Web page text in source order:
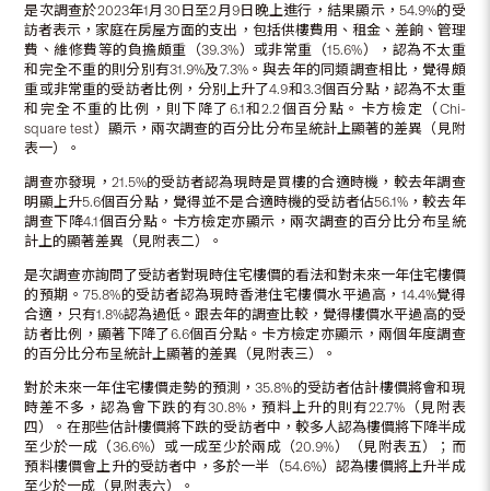
是次調查於2023年1月30日至2月9日晚上進行，結果顯示，54.9%的受
訪者表示，家庭在房屋方面的支出，包括供樓費用、租金、差餉、管理
費、維修費等的負擔頗重（39.3%）或非常重（15.6%），認為不太重
和完全不重的則分別有31.9%及7.3%。與去年的同類調查相比，覺得頗
重或非常重的受訪者比例，分別上升了4.9和3.3個百分點，認為不太重
和完全不重的比例，則下降了6.1和2.2個百分點。卡方檢定（Chi-
square test）顯示，兩次調查的百分比分布呈統計上顯著的差異（見附
表一）。
調查亦發現，21.5%的受訪者認為現時是買樓的合適時機，較去年調查
明顯上升5.6個百分點，覺得並不是合適時機的受訪者佔56.1%，較去年
調查下降4.1個百分點。卡方檢定亦顯示，兩次調查的百分比分布呈統
計上的顯著差異（見附表二）。
是次調查亦詢問了受訪者對現時住宅樓價的看法和對未來一年住宅樓價
的預期。75.8%的受訪者認為現時香港住宅樓價水平過高，14.4%覺得
合適，只有1.8%認為過低。跟去年的調查比較，覺得樓價水平過高的受
訪者比例，顯著下降了6.6個百分點。卡方檢定亦顯示，兩個年度調查
的百分比分布呈統計上顯著的差異（見附表三）。
對於未來一年住宅樓價走勢的預測，35.8%的受訪者估計樓價將會和現
時差不多，認為會下跌的有30.8%，預料上升的則有22.7%（見附表
四）。在那些估計樓價將下跌的受訪者中，較多人認為樓價將下降半成
至少於一成（36.6%）或一成至少於兩成（20.9%）（見附表五）；而
預料樓價會上升的受訪者中，多於一半（54.6%）認為樓價將上升半成
至少於一成（見附表六）。